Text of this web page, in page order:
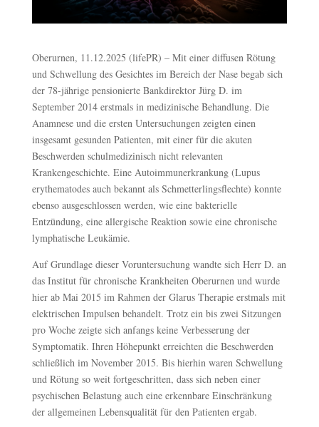
Oberurnen, 11.12.2025 (lifePR) – Mit einer diffusen Rötung
und Schwellung des Gesichtes im Bereich der Nase begab sich
der 78-jährige pensionierte Bankdirektor Jürg D. im
September 2014 erstmals in medizinische Behandlung. Die
Anamnese und die ersten Untersuchungen zeigten einen
insgesamt gesunden Patienten, mit einer für die akuten
Beschwerden schulmedizinisch nicht relevanten
Krankengeschichte. Eine Autoimmunerkrankung (Lupus
erythematodes auch bekannt als Schmetterlingsflechte) konnte
ebenso ausgeschlossen werden, wie eine bakterielle
Entzündung, eine allergische Reaktion sowie eine chronische
lymphatische Leukämie.
Auf Grundlage dieser Voruntersuchung wandte sich Herr D. an
das Institut für chronische Krankheiten Oberurnen und wurde
hier ab Mai 2015 im Rahmen der Glarus Therapie erstmals mit
elektrischen Impulsen behandelt. Trotz ein bis zwei Sitzungen
pro Woche zeigte sich anfangs keine Verbesserung der
Symptomatik. Ihren Höhepunkt erreichten die Beschwerden
schließlich im November 2015. Bis hierhin waren Schwellung
und Rötung so weit fortgeschritten, dass sich neben einer
psychischen Belastung auch eine erkennbare Einschränkung
der allgemeinen Lebensqualität für den Patienten ergab.